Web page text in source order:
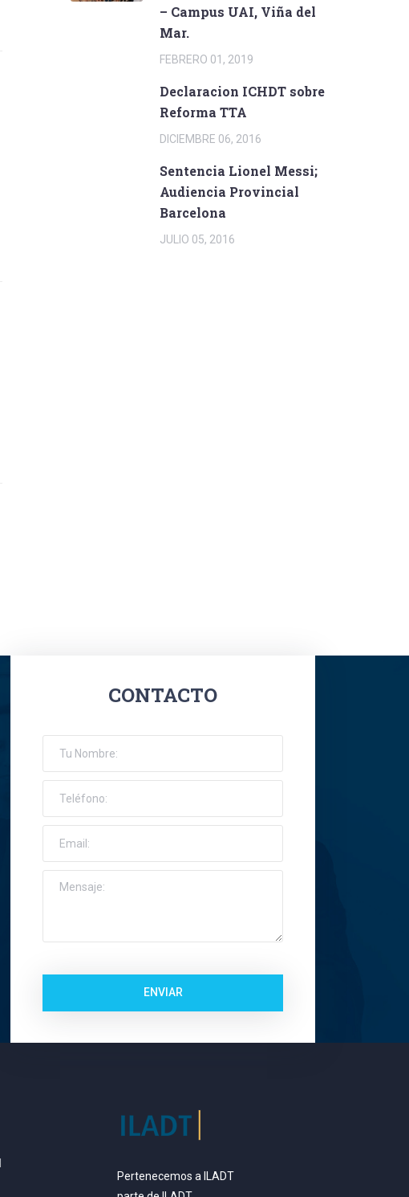
– Campus UAI, Viña del
Mar.
FEBRERO 01, 2019
Declaracion ICHDT sobre
Reforma TTA
DICIEMBRE 06, 2016
Sentencia Lionel Messi;
Audiencia Provincial
Barcelona
JULIO 05, 2016
CONTACTO
ENVIAR
Pertenecemos a ILADT